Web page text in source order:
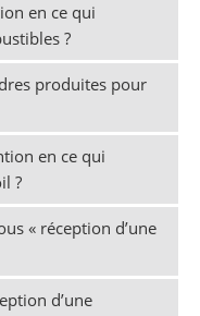
en ce qui
?
produites pour
en ce qui
?
« réception d’une
d’une